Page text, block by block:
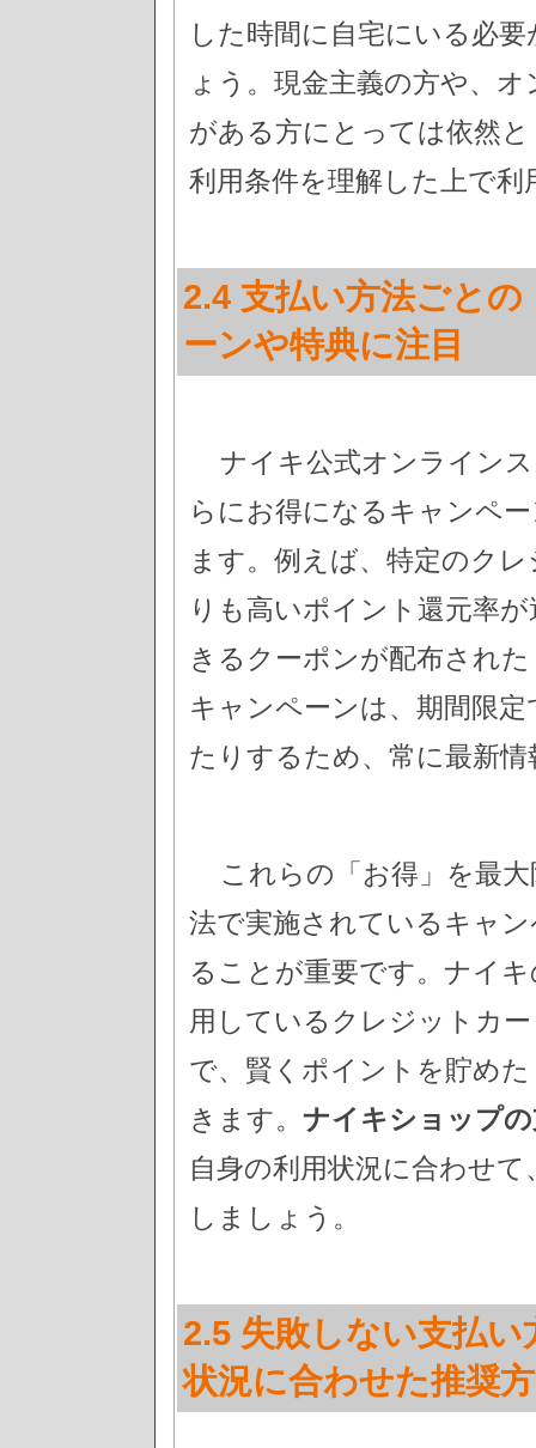
した時間に自宅にいる必
ょう。現金主義の方や、
がある方にとっては依然
利用条件を理解した上で
2.4 支払い方法ごと
ーンや特典に注目
ナイキ公式オンライン
らにお得になるキャンペ
ます。例えば、特定のク
りも高いポイント還元率
きるクーポンが配布され
キャンペーンは、期間限
たりするため、常に最新
これらの「お得」を最
法で実施されているキャ
ることが重要です。ナイ
用しているクレジットカ
で、賢くポイントを貯め
きます。 ナイキショップ
自身の利用状況に合わせ
しましょう。
2.5 失敗しない支払
状況に合わせた推奨